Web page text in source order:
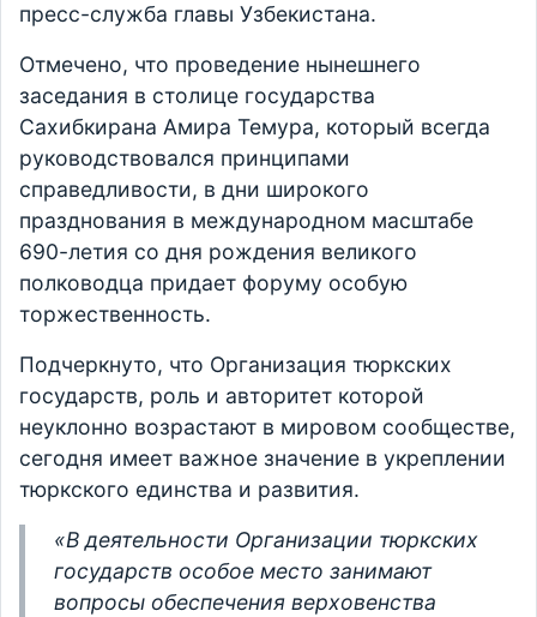
пресс-служба главы Узбекистана.
Отмечено, что проведение нынешнего
заседания в столице государства
Сахибкирана Амира Темура, который всегда
руководствовался принципами
справедливости, в дни широкого
празднования в международном масштабе
690-летия со дня рождения великого
полководца придает форуму особую
торжественность.
Подчеркнуто, что Организация тюркских
государств, роль и авторитет которой
неуклонно возрастают в мировом сообществе,
сегодня имеет важное значение в укреплении
тюркского единства и развития.
«В деятельности Организации тюркских
государств особое место занимают
вопросы обеспечения верховенства